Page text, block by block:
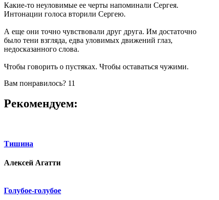
Какие-то неуловимые ее черты напоминали Сергея.
Интонации голоса вторили Сергею.
А еще они точно чувствовали друг друга. Им достаточно
было тени взгляда, едва уловимых движений глаз,
недосказанного слова.
Чтобы говорить о пустяках. Чтобы оставаться чужими.
Вам понравилось? 11
Рекомендуем:
Тишина
Алексей Агатти
Голубое-голубое